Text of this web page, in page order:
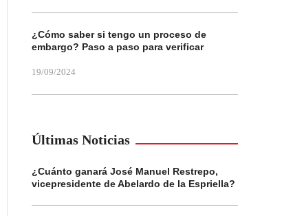
¿Cómo saber si tengo un proceso de
embargo? Paso a paso para verificar
19/09/2024
Últimas Noticias
¿Cuánto ganará José Manuel Restrepo,
vicepresidente de Abelardo de la Espriella?